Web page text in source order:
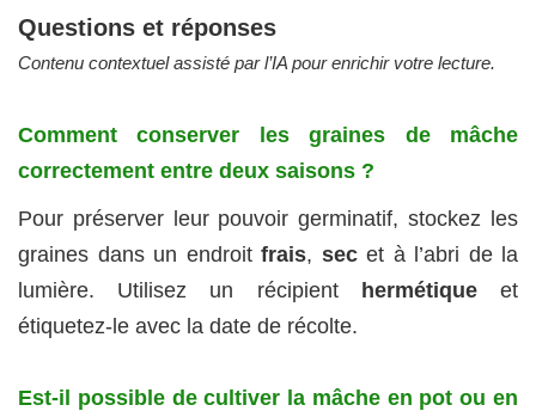
Questions et réponses
Contenu contextuel assisté par l’IA pour enrichir votre lecture.
Comment conserver les graines de mâche
correctement entre deux saisons ?
Pour préserver leur pouvoir germinatif, stockez les
graines dans un endroit frais, secet à l’abri de la
lumière. Utilisez un récipient hermétiqueet
étiquetez-le avec la date de récolte.
Est-il possible de cultiver la mâche en pot ou en